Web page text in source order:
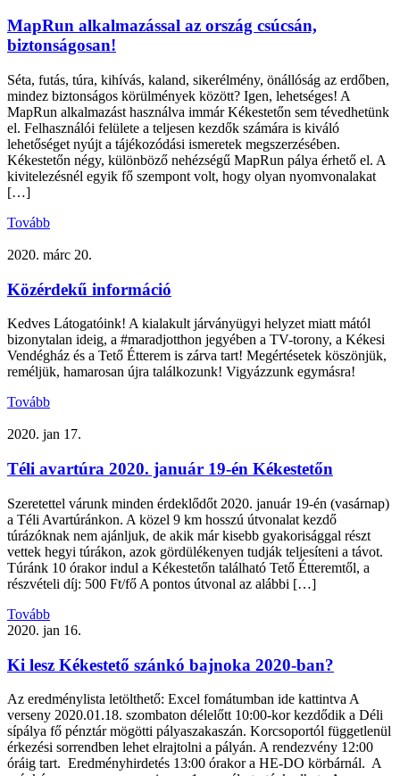
MapRun alkalmazással az ország csúcsán,
biztonságosan!
Séta, futás, túra, kihívás, kaland, sikerélmény, önállóság az erdőben,
mindez biztonságos körülmények között? Igen, lehetséges! A
MapRun alkalmazást használva immár Kékestetőn sem tévedhetünk
el. Felhasználói felülete a teljesen kezdők számára is kiváló
lehetőséget nyújt a tájékozódási ismeretek megszerzésében.
Kékestetőn négy, különböző nehézségű MapRun pálya érhető el. A
kivitelezésnél egyik fő szempont volt, hogy olyan nyomvonalakat
[…]
Tovább
2020. márc 20.
Közérdekű információ
Kedves Látogatóink! A kialakult járványügyi helyzet miatt mától
bizonytalan ideig, a #maradjotthon jegyében a TV-torony, a Kékesi
Vendégház és a Tető Étterem is zárva tart! Megértésetek köszönjük,
reméljük, hamarosan újra találkozunk! Vigyázzunk egymásra!
Tovább
2020. jan 17.
Téli avartúra 2020. január 19-én Kékestetőn
Szeretettel várunk minden érdeklődőt 2020. január 19-én (vasárnap)
a Téli Avartúránkon. A közel 9 km hosszú útvonalat kezdő
túrázóknak nem ajánljuk, de akik már kisebb gyakorisággal részt
vettek hegyi túrákon, azok gördülékenyen tudják teljesíteni a távot.
Túránk 10 órakor indul a Kékestetőn található Tető Étteremtől, a
részvételi díj: 500 Ft/fő A pontos útvonal az alábbi […]
Tovább
2020. jan 16.
Ki lesz Kékestető szánkó bajnoka 2020-ban?
Az eredménylista letölthető: Excel fomátumban ide kattintva A
verseny 2020.01.18. szombaton délelőtt 10:00-kor kezdődik a Déli
sípálya fő pénztár mögötti pályaszakaszán. Korcsoportól függetlenül
érkezési sorrendben lehet elrajtolni a pályán. A rendezvény 12:00
óráig tart. Eredményhirdetés 13:00 órakor a HE-DO körbárnál. A